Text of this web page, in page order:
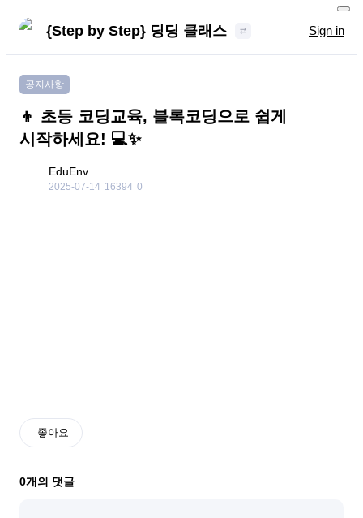
{Step by Step} 딩딩 클래스 Sign in
공지사항
👦 초등 코딩교육, 블록코딩으로 쉽게
시작하세요! 💻✨
EduEnv
2025-07-14 16394 0
좋아요
0개의 댓글